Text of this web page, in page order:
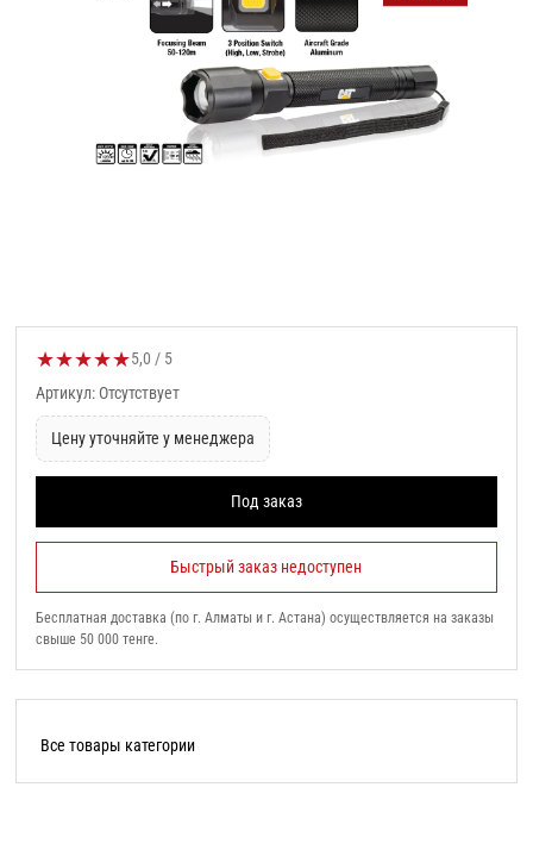
★★★★★Оценка товара:
5,0 / 5
Артикул: Отсутствует
Цену уточняйте у менеджера
Под заказ
Быстрый заказ недоступен
Бесплатная доставка (по г. Алматы и г. Астана) осуществляется на заказы
свыше 50 000 тенге.
Все товары категории